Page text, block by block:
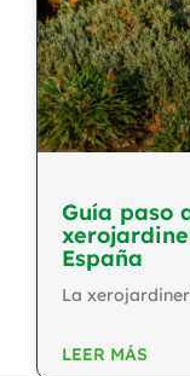
Guía paso
España
La
LEER MÁS